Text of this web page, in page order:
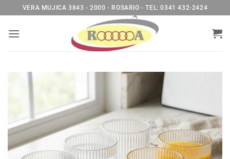
al
contenido
VERA MUJICA 3843 - 2000 - ROSARIO - TEL: 0341 432-2424